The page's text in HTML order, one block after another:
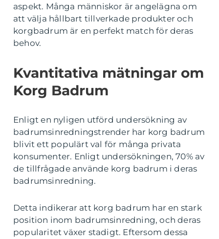
aspekt. Många människor är angelägna om
att välja hållbart tillverkade produkter och
korgbadrum är en perfekt match för deras
behov.
Kvantitativa mätningar om
Korg Badrum
Enligt en nyligen utförd undersökning av
badrumsinredningstrender har korg badrum
blivit ett populärt val för många privata
konsumenter. Enligt undersökningen, 70% av
de tillfrågade använde korg badrum i deras
badrumsinredning.
Detta indikerar att korg badrum har en stark
position inom badrumsinredning, och deras
popularitet växer stadigt. Eftersom dessa